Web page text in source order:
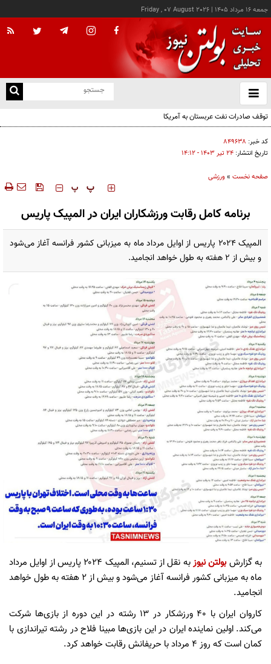
جمعه ۱۶ مرداد ۱۴۰۵ |
Friday , 07 August 2026
باز
و
توقف صادرات نفت عربستان به آمریکا
کد خبر: ۸۴۹۶۳۸
تاریخ انتشار: ۲۴ تير ۱۴۰۳ - ۱۴:۱۲
صفحه نخست »ورزشی
‍‍‍ پ پ
برنامه کامل رقابت ورزشکاران ایران در المپیک پاریس
المپیک ۲۰۲۴ پاریس از اوایل مرداد ماه به میزبانی کشور فرانسه آغاز می‌شود
و بیش از ۲ هفته به طول خواهد انجامید.
به گزارشبولتن نیوز
به نقل از تسنیم، المپیک ۲۰۲۴ پاریس از اوایل مرداد
ماه به میزبانی کشور فرانسه آغاز می‌شود و بیش از ۲ هفته به طول خواهد
انجامید.
کاروان ایران با ۴۰ ورزشکار در ۱۳ رشته در این دوره از بازی‌ها شرکت
می‌کند. اولین نماینده ایران در این بازی‌ها مبینا فلاح در رشته تیراندازی با
کمان است که روز ۴ مرداد با حریفانش رقابت خواهد کرد.